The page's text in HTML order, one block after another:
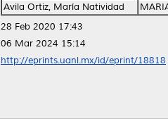
Avila Ortiz, María Natividad
28 Feb 2020 17:43
06 Mar 2024 15:14
http://eprints.uanl.mx/id/eprint/18818